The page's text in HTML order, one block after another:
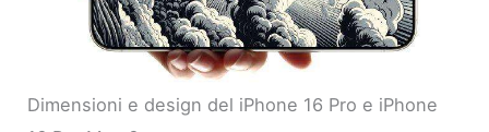
Dimensioni e design del iPhone 16 Pro e iPhone